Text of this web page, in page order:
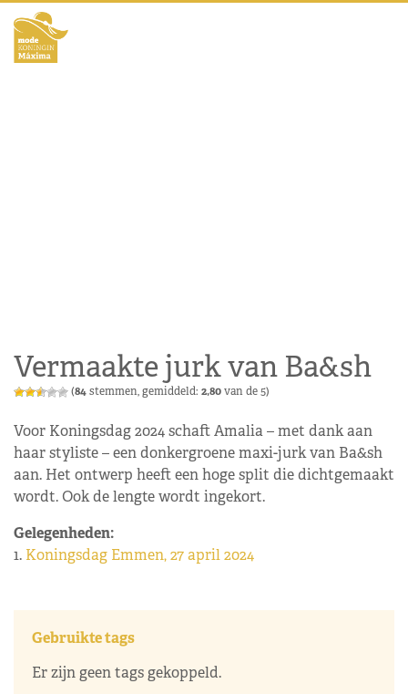
Vermaakte jurk van Ba&sh
(84stemmen, gemiddeld: 2,80van de 5)
Voor Koningsdag 2024 schaft Amalia – met dank aan
haar styliste – een donkergroene maxi-jurk van Ba&sh
aan. Het ontwerp heeft een hoge split die dichtgemaakt
wordt. Ook de lengte wordt ingekort.
Gelegenheden:
1. Koningsdag Emmen, 27 april 2024
Gebruikte tags
Er zijn geen tags gekoppeld.